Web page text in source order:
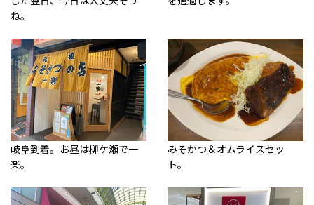
ね。
岐阜到着。お昼は柳ケ瀬で一
楽。
みそかつ＆オムライスセッ
ト。